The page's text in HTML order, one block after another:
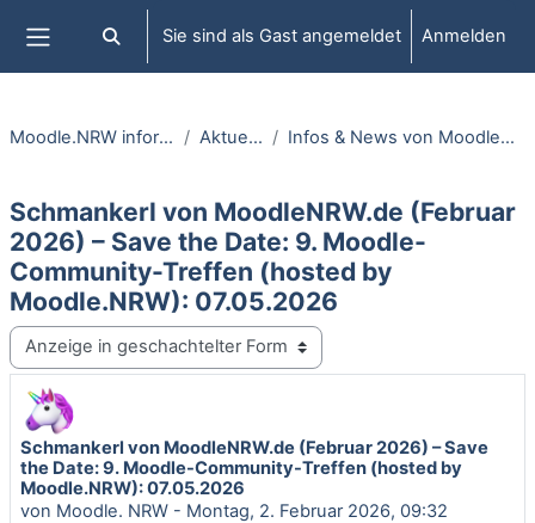
Website-Übersicht
Sucheingabe umschalten
Sie sind als Gast angemeldet Anmelden
Moodle.NRW informiert Aktuelles Infos & News von MoodleNRW.de
Schmankerl von MoodleNRW.de (Februar
2026) – Save the Date: 9. Moodle-
Community-Treffen (hosted by
Moodle.NRW): 07.05.2026
Anzeigemodus
Schmankerl von MoodleNRW.de (Februar 2026) – Save
the Date: 9. Moodle-Community-Treffen (hosted by
Moodle.NRW): 07.05.2026
von Moodle. NRW - Montag, 2. Februar 2026, 09:32
Anzahl Antworten: 0